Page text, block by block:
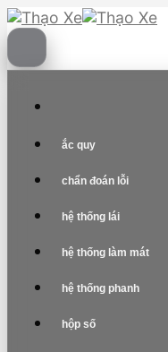
Skip
to
content
ắc quy
chẩn đoán lỗi
hệ thống lái
hệ thống làm mát
hệ thống phanh
hộp số